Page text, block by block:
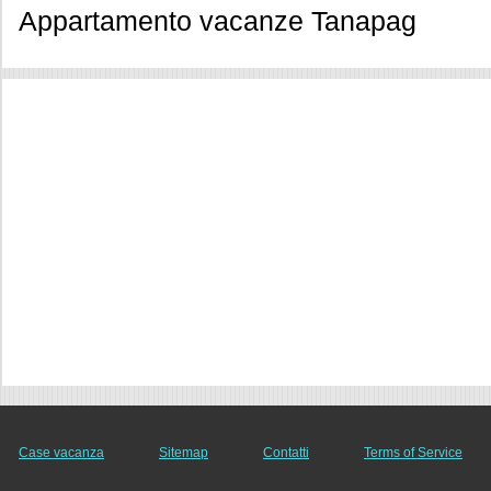
Appartamento vacanze Tanapag
Case vacanza Sitemap Contatti Terms of Service